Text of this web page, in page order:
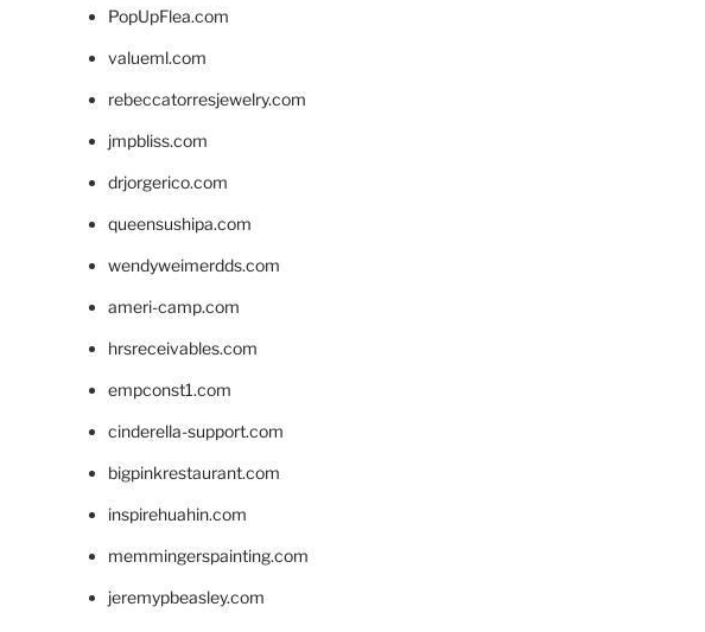
PopUpFlea.com
valueml.com
rebeccatorresjewelry.com
jmpbliss.com
drjorgerico.com
queensushipa.com
wendyweimerdds.com
ameri-camp.com
hrsreceivables.com
empconst1.com
cinderella-support.com
bigpinkrestaurant.com
inspirehuahin.com
memmingerspainting.com
jeremypbeasley.com